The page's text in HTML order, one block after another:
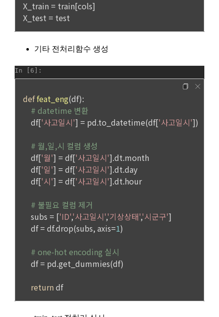
또는 법정대리인이 계약을 취소할 수 있다는 내용을 고지하여야
한다.
가. 신청 내용에 허위, 기재누락, 오기가 있는 경우
나. 기타 구매 신청에 승낙하는 것이 “사이트” 기술상 현저히 지
2. “사이트”의 승낙이 제12조 제1항의 수신 확인통지형태로 이
3. “사이트”의 승낙 의사 표시에는 이용자의 구매 신청에 대한
확인 및 판매 가능 여부, 구매 신청의 정정 취소 등에 관한 정보
등을 포함하여야 한다.
제 11 조 (지급방법)
“사이트”에서 구매한 재화 및 서비스에 대한 대금지급방법은 다
음 각 호의 방법 중 가용한 방법으로 할 수 있다. 단, “회사”는 이
용자의 지급방법에 대하여 재화 및 서비스 등의 대금에 어떠한
가. 폰 뱅킹, 인터넷 뱅킹, 메일 뱅킹 등의 각종 계좌이체
나. 선불카드, 직불카드, 신용카드 등의 각종 카드 결제
라. 전자화폐에 의한 결제
바. “사이트”와 계약을 맺었거나 “사이트”가 인정한 상품권에 의
사. 기타 전자적 지급 방법에 의한 대금 지급 등
지엔유 세무회계    대회 수상자에 따른 소득신고 대행
Mailchimp         뉴스레터 발송 대행
나. 다음의 경우에는 합당한 절차를 통하여 개인정보를 제공 또
1) ‘기업 회원’(채용 의뢰 기업)에게 개인정보 제공
채용 의뢰가 있는 불특정 다수의 기업 회원이 열람할 수 있음.
-개인정보를 제공받는 자의 개인정보 이용 목적 : 채용을 위한
적합자 확인
-제공하는 개인정보의 항목 : 데이콘 인재풀 등록시 수집하는 항
-개인정보를 제공받는 자의 개인정보 보유 및 이용기간 : 제휴
계약 종료 시
이용자가 데이콘을 통해 채용 서비스에 지원하는 경우, 채용 절
차 진행을 위해 채용 의뢰 ‘기업 회원’에게 이용자의 연락처 등